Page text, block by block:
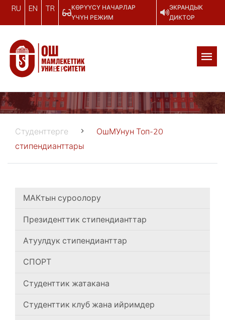
RU EN TR
КӨРҮҮСҮ НАЧАРЛАР
ҮЧҮН РЕЖИМ
ЭКРАНДЫК
ДИКТОР
Студенттерге
ОшМУнун Топ-20
стипендианттары
МАКтын суроолору
Президенттик стипендианттар
Атуулдук стипендианттар
СПОРТ
Студенттик жатакана
Студенттик клуб жана ийримдер